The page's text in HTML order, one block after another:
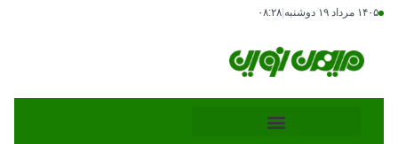
۱۴۰۵ مرداد ۱۹ دوشنبه ۰۸:۲۸